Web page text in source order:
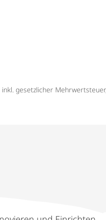
gesetzlicher